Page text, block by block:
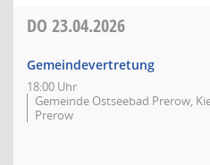
DO 23.04.2026
Gemeindevertretung
18:00 Uhr
Gemeinde Ostseebad Prerow,
Prerow